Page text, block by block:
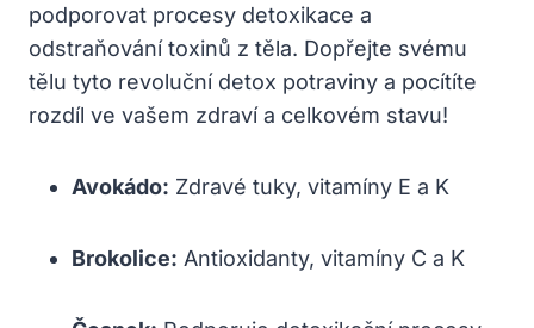
podporovat procesy detoxikace a
odstraňování toxinů z těla. Dopřejte svému
tělu tyto revoluční detox potraviny a pocítíte
rozdíl ve vašem zdraví a celkovém stavu!
Avokádo: Zdravé tuky, vitamíny E a K
Brokolice: Antioxidanty, vitamíny C a K